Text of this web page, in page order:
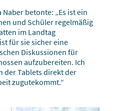
betonte: „Es ist ein
und Schüler regelmäßig
im Landtag
für sie sicher eine
Diskussionen für
aufzubereiten. Ich
der Tablets direkt der
zugutekommt.“